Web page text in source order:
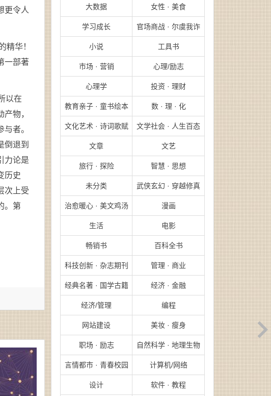
更令人
精华！
一部著
以在
物，
者。
倒退到
力论是
历史
次上受
。第
大数据 女性 · 美食
学习成长 官场商战 · 尔虞我诈
小说 工具书
市场 · 营销 心理/励志
心理学 投资 · 理财
教育亲子 · 童书绘本 数 · 理 · 化
文化艺术 · 诗词歌赋 文学社会 · 人生百态
文章 文艺
旅行 · 探险 智慧 · 思想
未分类 武侠玄幻 · 穿越修真
治愈暖心 · 美文鸡汤 漫画
生活 电影
畅销书 百科全书
科技创新 · 杂志期刊 管理 · 商业
经典名著 · 国学古籍 经济 · 金融
经济/管理 编程
网站建设 美妆 · 瘦身
职场 · 励志 自然科学 · 地理生物
言情都市 · 青春校园 计算机/网络
设计 软件 · 教程